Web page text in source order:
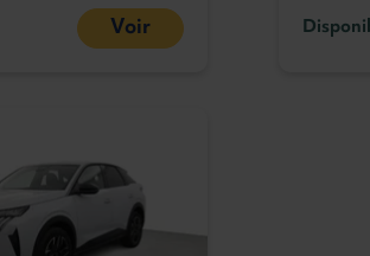
Voir